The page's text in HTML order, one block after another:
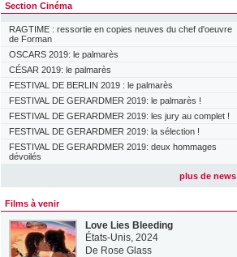
Section Cinéma
RAGTIME : ressortie en copies neuves du chef d'oeuvre
de Forman
OSCARS 2019: le palmarès
CÉSAR 2019: le palmarès
FESTIVAL DE BERLIN 2019 : le palmarès
FESTIVAL DE GERARDMER 2019: le palmarès !
FESTIVAL DE GERARDMER 2019: les jury au complet !
FESTIVAL DE GERARDMER 2019: la sélection !
FESTIVAL DE GERARDMER 2019: deux hommages
dévoilés
plus de news
Films à venir
Love Lies Bleeding
États-Unis, 2024
De Rose Glass